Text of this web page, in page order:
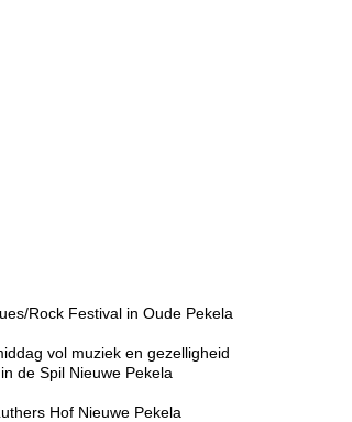
Rock Festival in Oude Pekela
vol muziek en gezelligheid
de Spil Nieuwe Pekela
Hof Nieuwe Pekela